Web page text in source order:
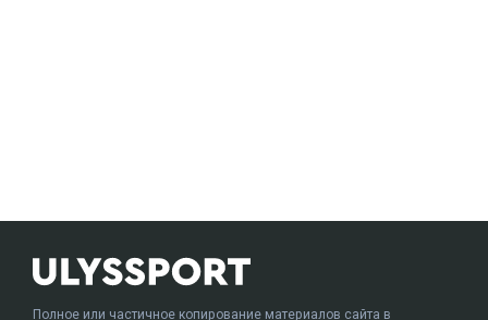
Полное или частичное копирование материалов сайта в